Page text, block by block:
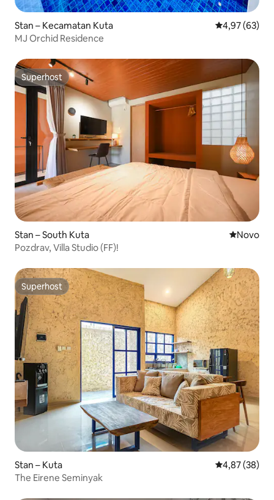
Stan – Kecamatan Kuta Prosječna
4,97 (63)
MJ Orchid Residence
Superhost
Superhost
Stan – South Kuta Novi
Novo
Pozdrav, Villa Studio (FF)!
Superhost
Superhost
Stan – Kuta Prosječna
4,87 (38)
The Eirene Seminyak